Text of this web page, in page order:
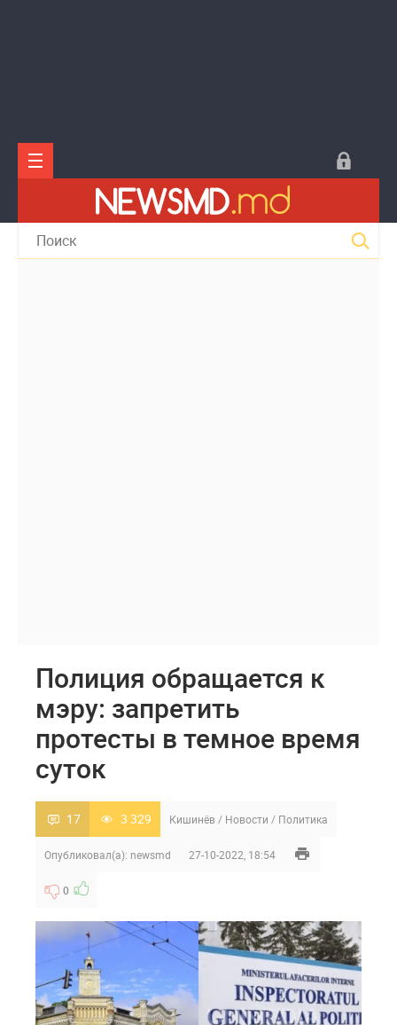
Полиция обращается к
мэру: запретить
протесты в темное время
суток
17 3 329 Кишинёв / Новости / Политика
Опубликовал(а): newsmd 27-10-2022, 18:54
0